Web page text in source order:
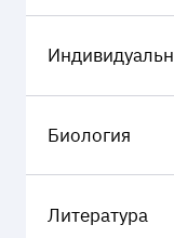
Биология
Литература